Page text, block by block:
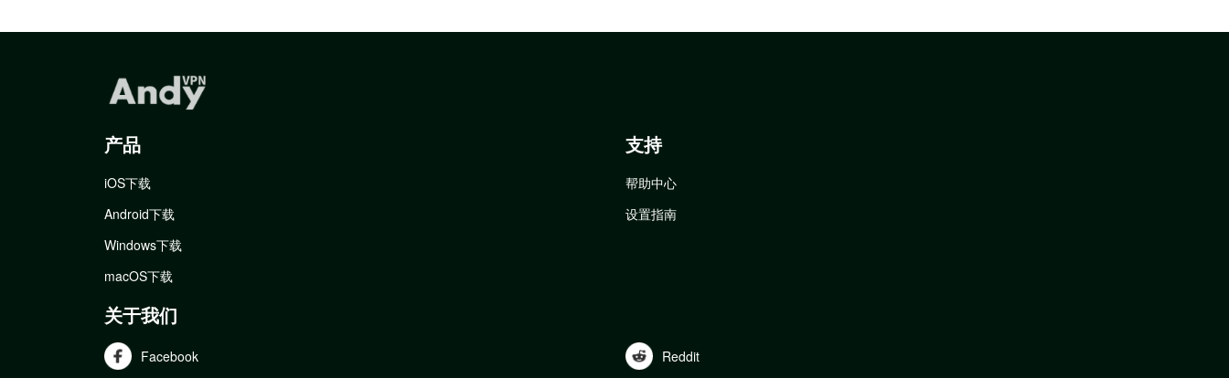
产品
iOS下载
Android下载
Windows下载
macOS下载
支持
帮助中心
设置指南
关于我们
Facebook Reddit